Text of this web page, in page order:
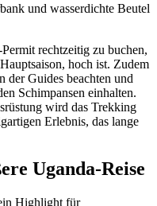
und wasserdichte Beutel
rechtzeitig zu buchen,
hoch ist. Zudem
der Guides beachten und
Schimpansen einhalten.
wird das Trekking
Erlebnis, das lange
Uganda-Reise
Highlight für